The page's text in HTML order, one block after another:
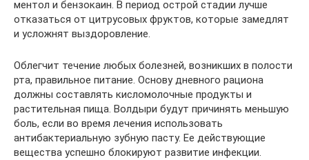
ментол и бензокаин. В период острой стадии лучше
отказаться от цитрусовых фруктов, которые замедлят
и усложнят выздоровление.
Облегчит течение любых болезней, возникших в полости
рта, правильное питание. Основу дневного рациона
должны составлять кисломолочные продукты и
растительная пища. Волдыри будут причинять меньшую
боль, если во время лечения использовать
антибактериальную зубную пасту. Ее действующие
вещества успешно блокируют развитие инфекции.